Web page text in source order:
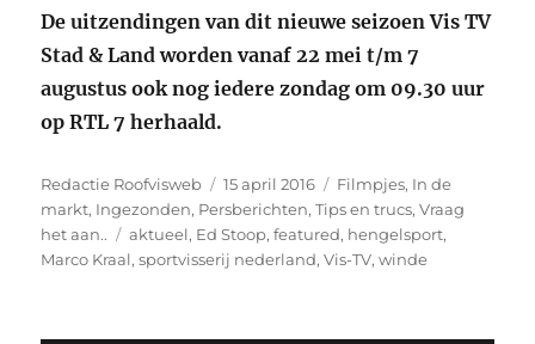
De uitzendingen van dit nieuwe seizoen Vis TV
Stad & Land worden vanaf 22 mei t/m 7
augustus ook nog iedere zondag om 09.30 uur
op RTL 7 herhaald.
Auteur
Redactie Roofvisweb
Geplaatst
op
15 april 2016 Categorieën
Filmpjes, In de
markt, Ingezonden, Persberichten,Tips en trucs,Vraag
het aan..
Tags
aktueel, Ed Stoop,featured, hengelsport,
Marco Kraal,sportvisserij nederland,Vis-TV,winde